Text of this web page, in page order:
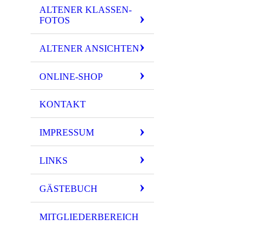
ALTENER KLASSEN-
FOTOS
ALTENER ANSICHTEN
ONLINE-SHOP
KONTAKT
IMPRESSUM
LINKS
GÄSTEBUCH
MITGLIEDERBEREICH